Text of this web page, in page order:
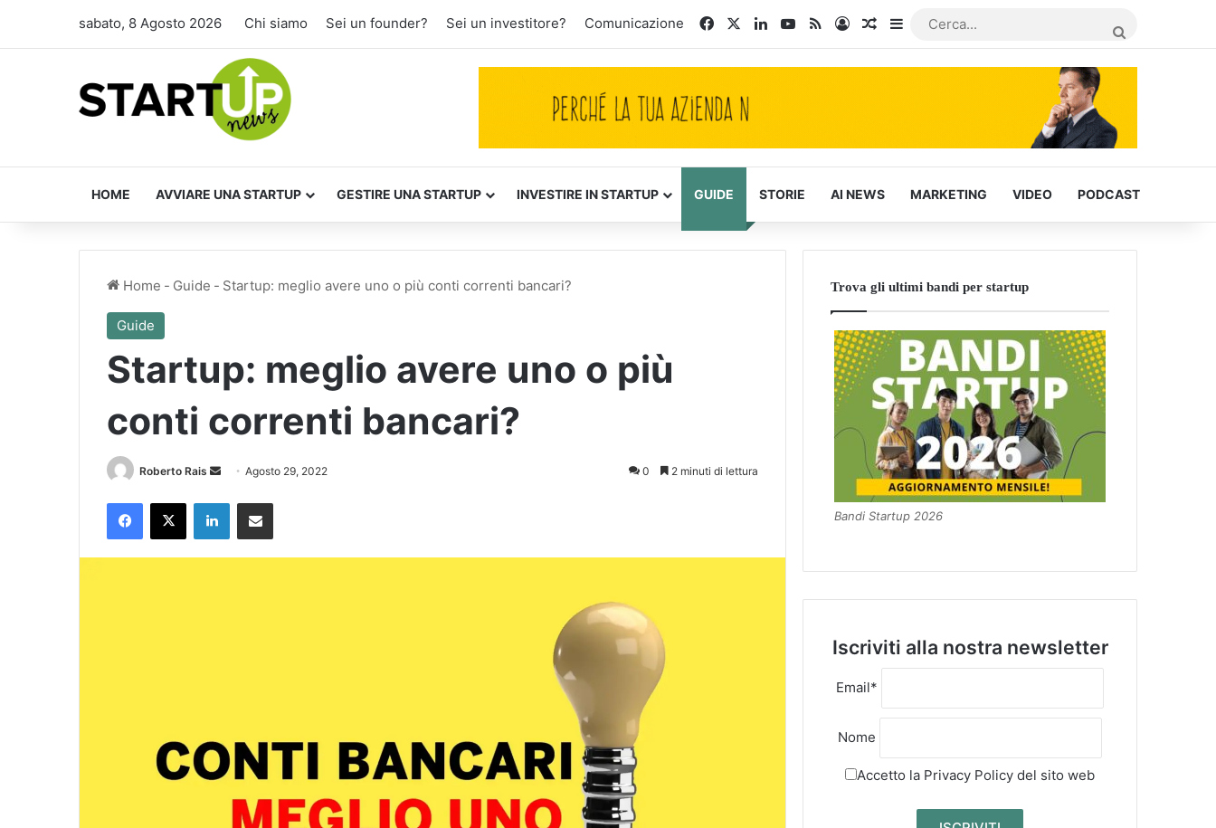
sabato, 8 Agosto 2026 Chi siamo Sei un founder? Sei un investitore? Comunicazione FacebookLinkedInYou Tube
RSSAccediArticoli Casuali
Barra laterale
HOME AVVIARE UNA STARTUP GESTIRE UNA STARTUP INVESTIRE IN STARTUP GUIDE STORIE AI NEWS MARKETING VIDEO PODCAST
Home - Guide - Startup: meglio avere uno o più conti correnti bancari?
Guide
Startup: meglio avere uno o più
conti correnti bancari?
Roberto Rais
Invia Agosto 29, 2022 0 2 minuti di lettura
Facebook
X LinkedInCondividi via Email
Trova gli ultimi bandi per startup
Bandi Startup 2026
Iscriviti alla nostra newsletter
Email*
Nome
Accetto la Privacy Policy del sito web